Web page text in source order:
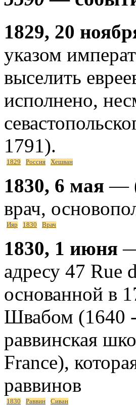
1829, 20
указом
выселить
исполнено,
1791).
1829 Россия Хешван
1830, 6 мая —
врач,
Ияр 1830 Врач
1830, 1 июня
адресу 47 Rue
основанной в
Швабом (1640 -
раввинская
France),
раввинов
1830 Раввин Сиван